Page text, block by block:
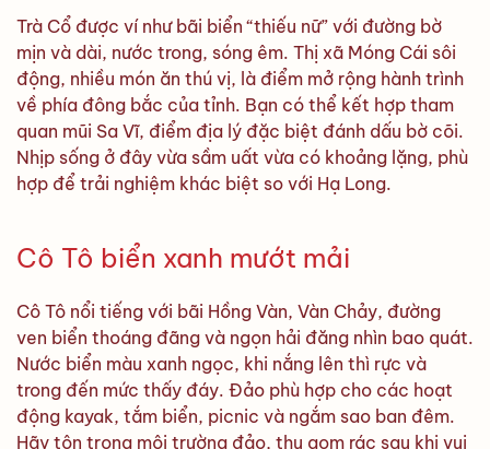
Trà Cổ được ví như bãi biển “thiếu nữ” với đường bờ
mịn và dài, nước trong, sóng êm. Thị xã Móng Cái sôi
động, nhiều món ăn thú vị, là điểm mở rộng hành trình
về phía đông bắc của tỉnh. Bạn có thể kết hợp tham
quan mũi Sa Vĩ, điểm địa lý đặc biệt đánh dấu bờ cõi.
Nhịp sống ở đây vừa sầm uất vừa có khoảng lặng, phù
hợp để trải nghiệm khác biệt so với Hạ Long.
Cô Tô biển xanh mướt mải
Cô Tô nổi tiếng với bãi Hồng Vàn, Vàn Chảy, đường
ven biển thoáng đãng và ngọn hải đăng nhìn bao quát.
Nước biển màu xanh ngọc, khi nắng lên thì rực và
trong đến mức thấy đáy. Đảo phù hợp cho các hoạt
động kayak, tắm biển, picnic và ngắm sao ban đêm.
Hãy tôn trọng môi trường đảo, thu gom rác sau khi vui